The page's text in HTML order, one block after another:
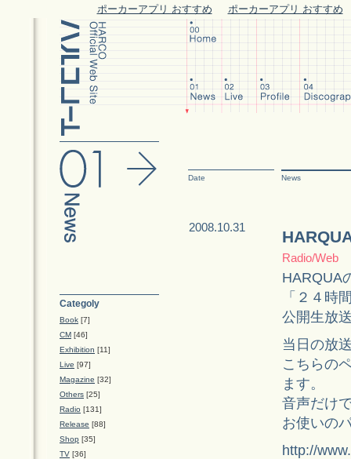
ポーカーアプリ おすすめ ポーカーアプリ おすすめ
Categoly
Book [7]
CM [46]
Exhibition [11]
Live [97]
Magazine [32]
Others [25]
Radio [131]
Release [88]
Shop [35]
TV [36]
Date News
2008.10.31
Radio/Web
HARQUA
「２４
公開生放
当日の放
こちらの
ます。
音声だけ
お使いの
http://